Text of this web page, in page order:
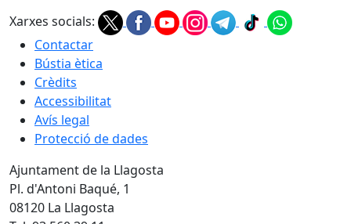
Xarxes socials:
Contactar
Bústia ètica
Crèdits
Accessibilitat
Avís legal
Protecció de dades
Ajuntament de la Llagosta
Pl. d'Antoni Baqué, 1
08120 La Llagosta